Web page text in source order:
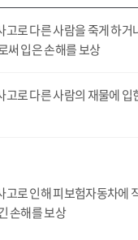
고로 다른 사람을 죽게 하거
써 입은 손해를 보상
고로 다른 사람의 재물에 입
고로 인해 피보험자동차에
손해를 보상